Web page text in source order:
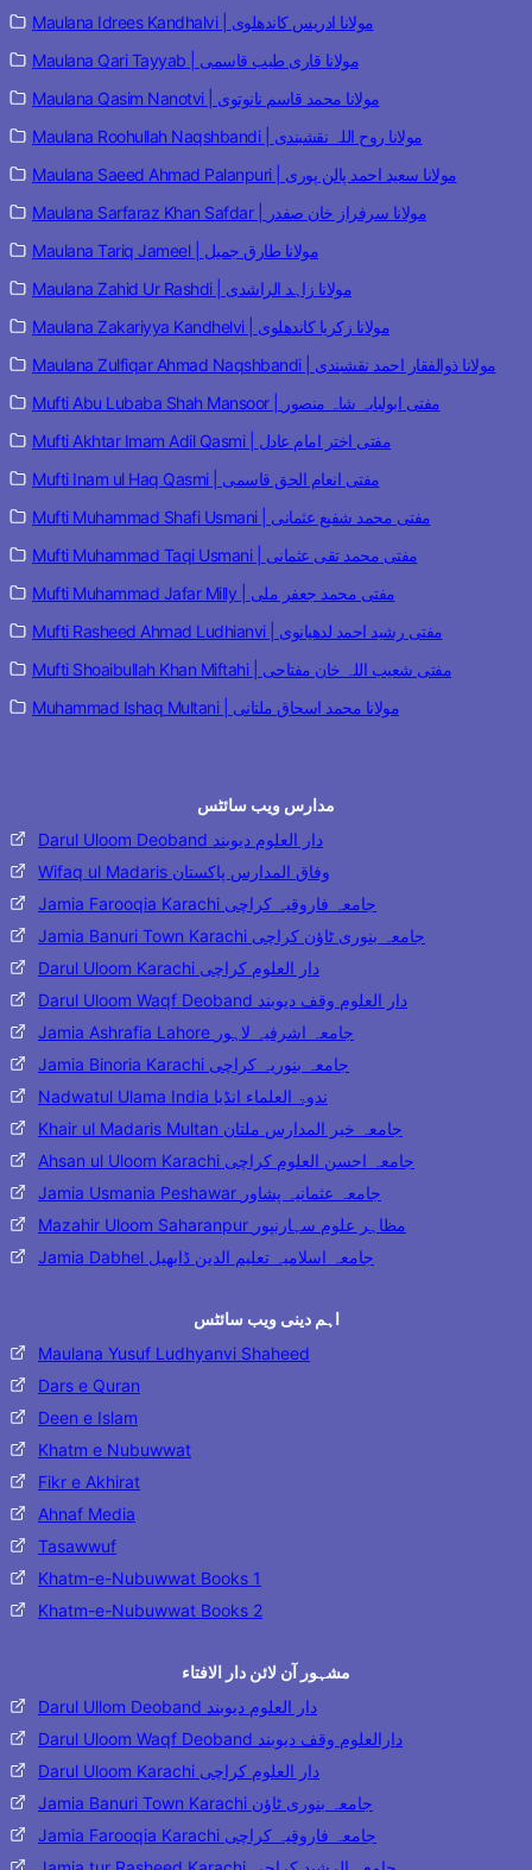
Maulana Idrees Kandhalvi | مولانا ادریس کاندھلوی
Maulana Qari Tayyab | مولانا قاری طیب قاسمی
Maulana Qasim Nanotvi | مولانا محمد قاسم نانوتوی
Maulana Roohullah Naqshbandi | مولانا روح اللہ نقشبندی
Maulana Saeed Ahmad Palanpuri | مولانا سعید احمد پالن پوری
Maulana Sarfaraz Khan Safdar | مولانا سرفراز خان صفدر
Maulana Tariq Jameel | مولانا طارق جمیل
Maulana Zahid Ur Rashdi | مولانا زاہد الراشدی
Maulana Zakariyya Kandhelvi | مولانا زکریا کاندھلوی
Maulana Zulfiqar Ahmad Naqshbandi | مولانا ذوالفقار احمد نقشبندی
Mufti Abu Lubaba Shah Mansoor | مفتی ابولبابہ شاہ منصور
Mufti Akhtar Imam Adil Qasmi | مفتی اختر امام عادل
Mufti Inam ul Haq Qasmi | مفتی انعام الحق قاسمی
Mufti Muhammad Shafi Usmani | مفتی محمد شفیع عثمانی
Mufti Muhammad Taqi Usmani | مفتی محمد تقی عثمانی
Mufti Muhammad Jafar Milly | مفتی محمد جعفر ملی
Mufti Rasheed Ahmad Ludhianvi | مفتی رشید احمد لدھیانوی
Mufti Shoaibullah Khan Miftahi | مفتی شعیب اللہ خان مفتاحی
Muhammad Ishaq Multani | مولانا محمد اسحاق ملتانی
مدارس ویب سائٹس
Darul Uloom Deoband دار العلوم دیوبند
Wifaq ul Madaris وفاق المدارس پاکستان
Jamia Farooqia Karachi جامعہ فاروقیہ کراچی
Jamia Banuri Town Karachi جامعہ بنوری ٹاؤن کراچی
Darul Uloom Karachi دار العلوم کراچی
Darul Uloom Waqf Deoband دار العلوم وقف دیوبند
Jamia Ashrafia Lahore جامعہ اشرفیہ لاہور
Jamia Binoria Karachi جامعہ بنوریہ کراچی
Nadwatul Ulama India ندوۃ العلماء انڈیا
Khair ul Madaris Multan جامعہ خیر المدارس ملتان
Ahsan ul Uloom Karachi جامعہ احسن العلوم کراچی
Jamia Usmania Peshawar جامعہ عثمانیہ پشاور
Mazahir Uloom Saharanpur مظاہر علوم سہارنپور
Jamia Dabhel جامعہ اسلامیہ تعلیم الدین ڈابھیل
اہم دینی ویب سائٹس
Maulana Yusuf Ludhyanvi Shaheed
Dars e Quran
Deen e Islam
Khatm e Nubuwwat
Fikr e Akhirat
Ahnaf Media
Tasawwuf
Khatm-e-Nubuwwat Books 1
Khatm-e-Nubuwwat Books 2
مشہور آن لائن دار الافتاء
Darul Ullom Deoband دار العلوم دیوبند
Darul Uloom Waqf Deoband دارالعلوم وقف دیوبند
Darul Uloom Karachi دار العلوم کراچی
Jamia Banuri Town Karachi جامعہ بنوری ٹاؤن
Jamia Farooqia Karachi جامعہ فاروقیہ کراچی